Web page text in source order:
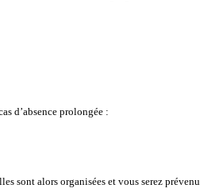
d’absence prolongée :
alors organisées et vous serez